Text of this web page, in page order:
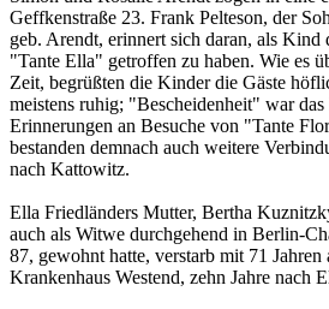
Geffkenstraße 23. Frank Pelteson, der
geb. Arendt, erinnert sich daran, als
"Tante Ella" getroffen zu haben. Wie es
Zeit, begrüßten die Kinder die Gäste
meistens ruhig; "Bescheidenheit" war
Erinnerungen an Besuche von "Tante
bestanden demnach auch weitere
nach Kattowitz.
Ella Friedländers Mutter, Bertha
auch als Witwe durchgehend in Berlin-
87, gewohnt hatte, verstarb mit 71
Krankenhaus Westend, zehn Jahre nach